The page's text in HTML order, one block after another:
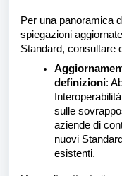
Per una panoramica
spiegazioni
Standard, consultare
definizioni:
sulle
aziende di
nuovi
esistenti.